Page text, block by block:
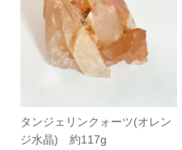
タンジェリンクォーツ(オレン
ジ水晶) 約117g